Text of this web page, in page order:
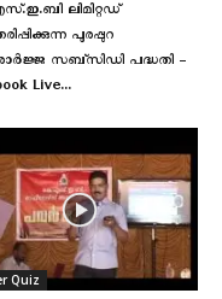
ലിമിറ്റഡ്
പുരപ്പുറ
സബ്‌സിഡി പദ്ധതി –
Live...
Quiz